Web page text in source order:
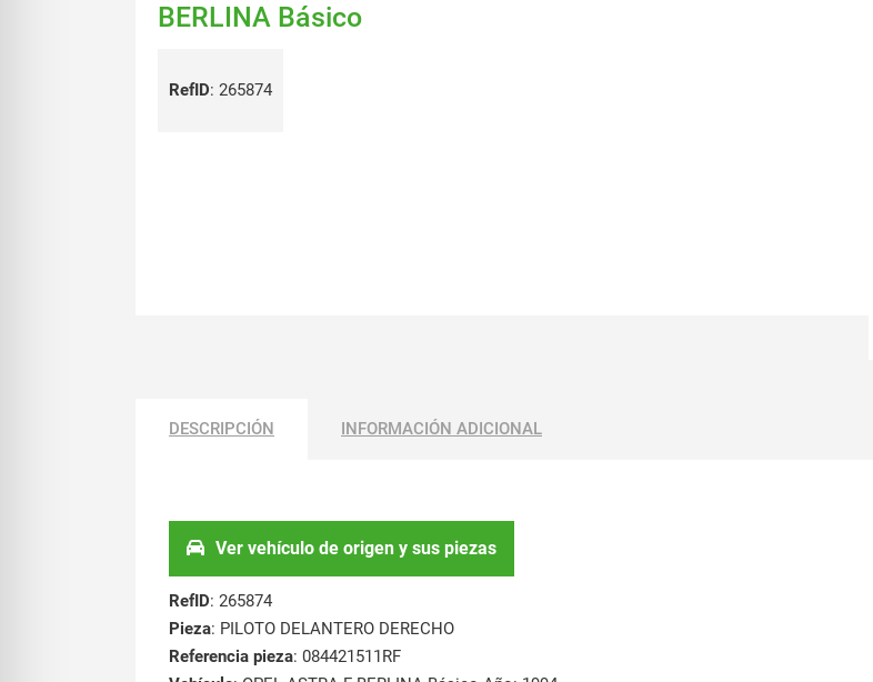
BERLINA Básico
RefID: 265874
DESCRIPCIÓN INFORMACIÓN ADICIONAL
Ver vehículo de origen y sus piezas
RefID: 265874
Pieza: PILOTO DELANTERO DERECHO
Referencia pieza: 084421511RF